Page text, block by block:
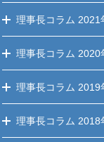
理事長コラム 2021
理事長コラム 2020
理事長コラム 2019
理事長コラム 2018